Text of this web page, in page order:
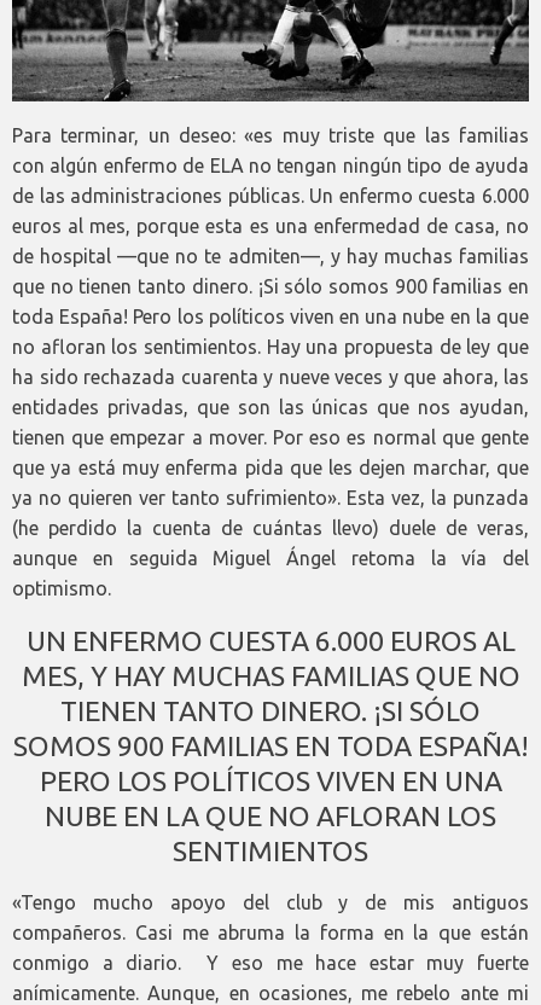
Para terminar, un deseo: «es muy triste que las familias
con algún enfermo de ELA no tengan ningún tipo de ayuda
de las administraciones públicas. Un enfermo cuesta 6.000
euros al mes, porque esta es una enfermedad de casa, no
de hospital —que no te admiten—, y hay muchas familias
que no tienen tanto dinero. ¡Si sólo somos 900 familias en
toda España! Pero los políticos viven en una nube en la que
no afloran los sentimientos. Hay una propuesta de ley que
ha sido rechazada cuarenta y nueve veces y que ahora, las
entidades privadas, que son las únicas que nos ayudan,
tienen que empezar a mover. Por eso es normal que gente
que ya está muy enferma pida que les dejen marchar, que
ya no quieren ver tanto sufrimiento». Esta vez, la punzada
(he perdido la cuenta de cuántas llevo) duele de veras,
aunque en seguida Miguel Ángel retoma la vía del
optimismo.
UN ENFERMO CUESTA 6.000 EUROS AL
MES, Y HAY MUCHAS FAMILIAS QUE NO
TIENEN TANTO DINERO. ¡SI SÓLO
SOMOS 900 FAMILIAS EN TODA ESPAÑA!
PERO LOS POLÍTICOS VIVEN EN UNA
NUBE EN LA QUE NO AFLORAN LOS
SENTIMIENTOS
«Tengo mucho apoyo del club y de mis antiguos
compañeros. Casi me abruma la forma en la que están
conmigo a diario. Y eso me hace estar muy fuerte
anímicamente. Aunque, en ocasiones, me rebelo ante mi